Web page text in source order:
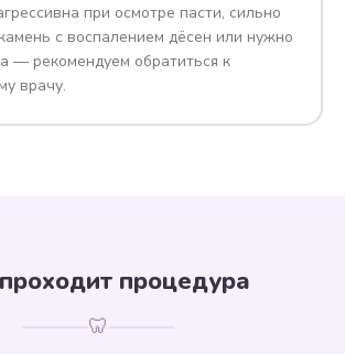
при осмотре пасти, сильно
с воспалением дёсен или нужно
— рекомендуем обратиться к
врачу.
процедура
🦷